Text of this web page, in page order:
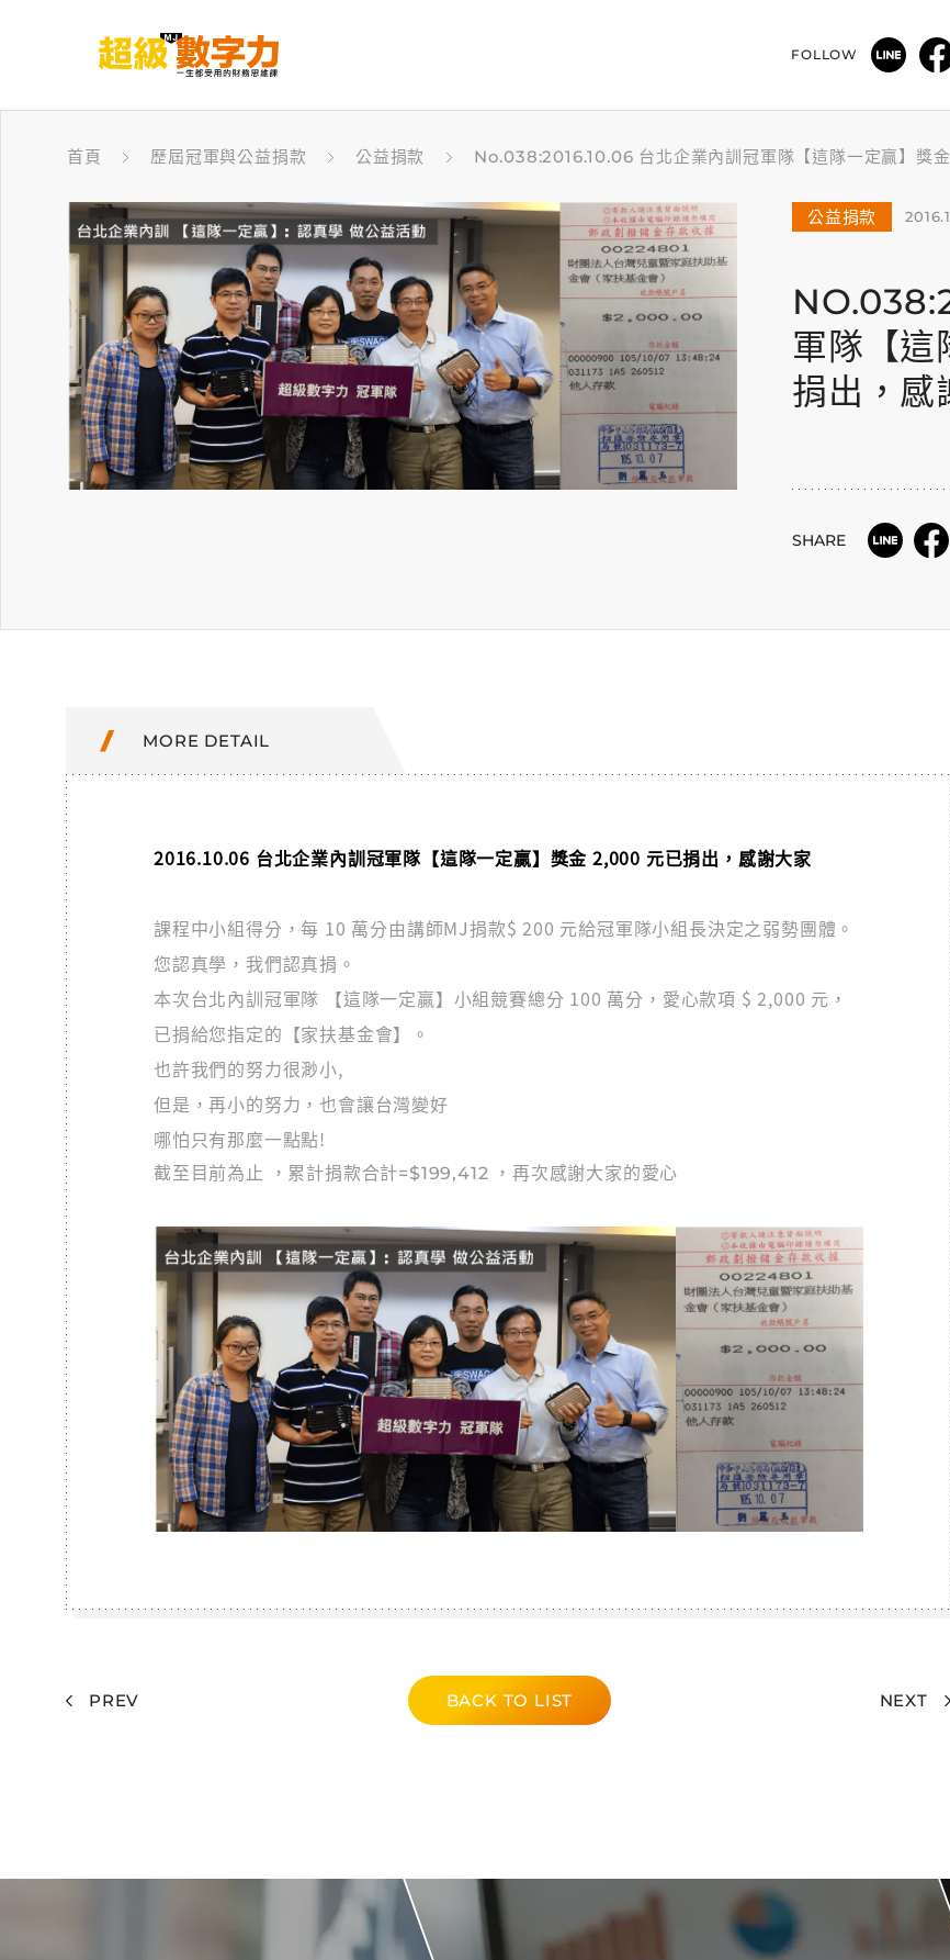
FOLLOW
首頁 歷屆冠軍與公益捐款 公益捐款 No.038:2016.10.06 台北企業內訓冠軍隊【這隊一定贏】獎
公益捐款
軍隊【
捐出，感
SHARE
MORE DETAIL
2016.10.06 台北企業內訓冠軍隊【這隊一定贏】獎金 2,000 元已捐出，感謝大家
課程中小組得分，每 10 萬分由講師MJ捐款$ 200 元給冠軍隊小組長決定之弱勢團體。
您認真學，我們認真捐。
本次台北內訓冠軍隊 【這隊一定贏】小組競賽總分 100 萬分，愛心款項 $ 2,000 元，
已捐給您指定的【家扶基金會】。
也許我們的努力很渺小,
但是，再小的努力，也會讓台灣變好
哪怕只有那麼一點點!
截至目前為止 ，累計捐款合計=$199,412 ，再次感謝大家的愛心
PREV BACK TO LIST NEXT